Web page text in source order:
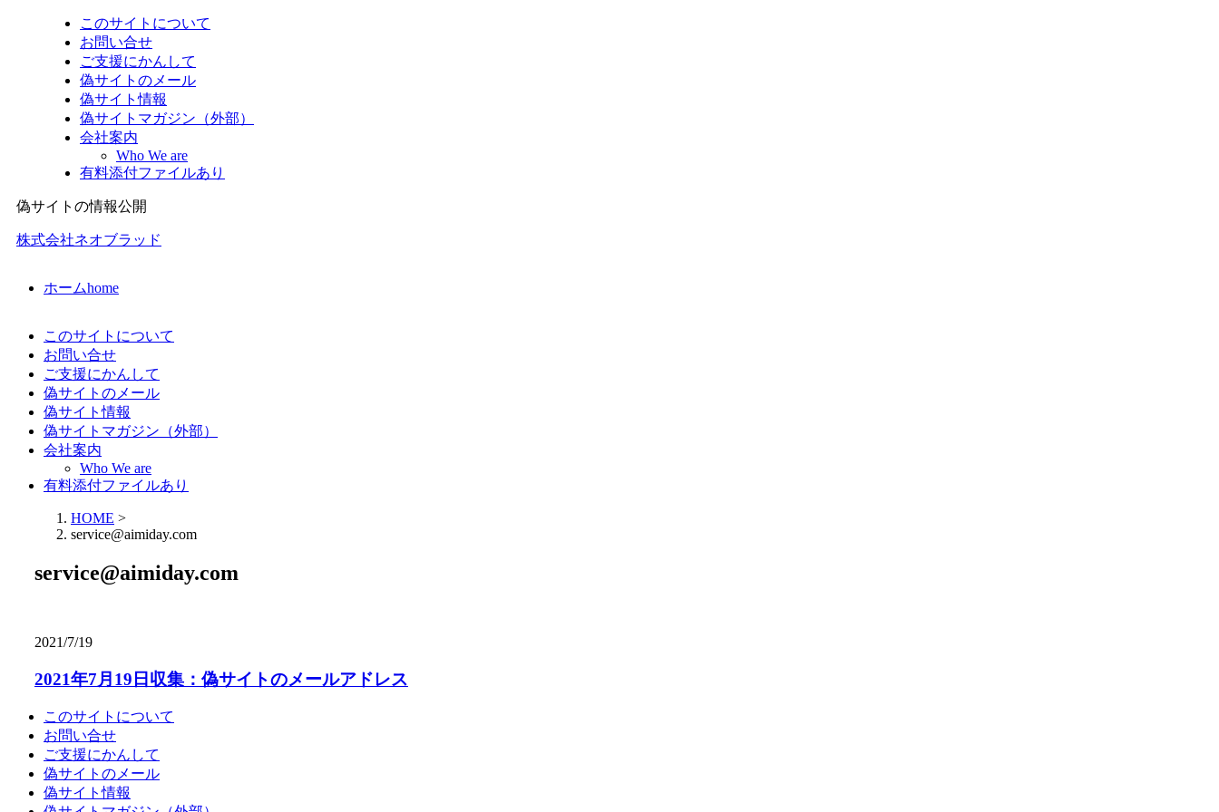
このサイトについて
お問い合せ
ご支援にかんして
偽サイトのメール
偽サイト情報
偽サイトマガジン（外部）
会社案内
Who We are
有料添付ファイルあり
偽サイトの情報公開
株式会社ネオブラッド
ホームhome
このサイトについて
お問い合せ
ご支援にかんして
偽サイトのメール
偽サイト情報
偽サイトマガジン（外部）
会社案内
Who We are
有料添付ファイルあり
HOME >
service@aimiday.com
service@aimiday.com
2021/7/19
2021年7月19日収集：偽サイトのメールアドレス
このサイトについて
お問い合せ
ご支援にかんして
偽サイトのメール
偽サイト情報